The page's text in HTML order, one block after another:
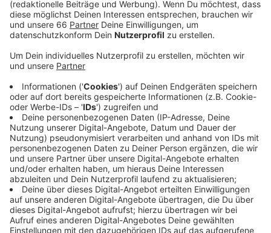
Veröffentlicht:Sonntag, 19.12.2021 13:40
Mittwoch und Donnerstag steht das Impfmobil am
Jobcenter Düsseldorf-Süd an der Reizholzer
Werftstraße. Wer sich impfen lassen möchte, kann
ohne Termin immer zwischen 10 und 17:30 Uhr
hingehen. Verimpft werden alle aktuell zugelassenen
Impfstoffe. Außerdem gibt es auch weiterhin die
Möglichkeit sich an der Impfstelle an der Heinrich
Heine Allee und im Impfzentrum 2.0 am Hauptbahnhof
impfen zu lassen.
Anzeige